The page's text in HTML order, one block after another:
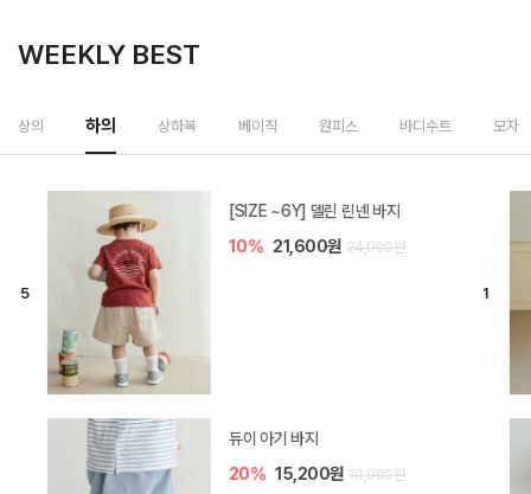
WEEKLY BEST
상의 하의 상하복 베이직 원피스 바디수트 모자
밀라 아기 셋업
40% 26,400원 44,000원
브렌 아기 블라우스 세트
30% 28,700원 41,000원